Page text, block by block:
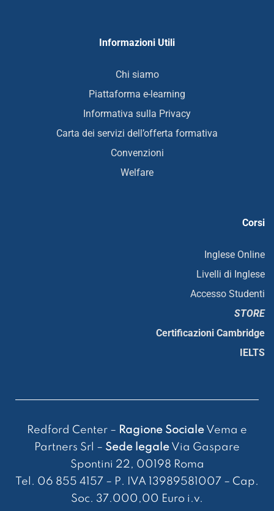
Informazioni Utili
Chi siamo
Piattaforma e-learning
Informativa sulla Privacy
Carta dei servizi dell’offerta formativa
Convenzioni
Welfare
Corsi
Inglese Online
Livelli di Inglese
Accesso Studenti
STORE
Certificazioni Cambridge
IELTS
Redford Center – Ragione Sociale Vema e
Partners Srl – Sede legale Via Gaspare
Spontini 22, 00198 Roma
Tel. 06 855 4157 – P. IVA 13989581007 – Cap.
Soc. 37.000,00 Euro i.v.